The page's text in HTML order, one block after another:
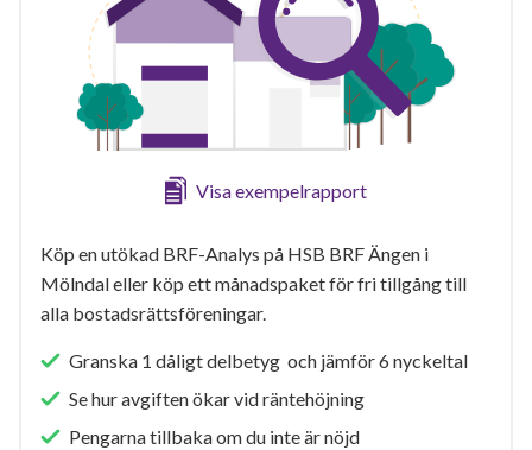
Visa exempelrapport
Köp en utökad BRF-Analys på HSB BRF Ängen i
Mölndal eller köp ett månadspaket för fri tillgång till
alla bostadsrättsföreningar.
Granska 1 dåligt delbetyg och jämför 6 nyckeltal
Se hur avgiften ökar vid räntehöjning
Pengarna tillbaka om du inte är nöjd